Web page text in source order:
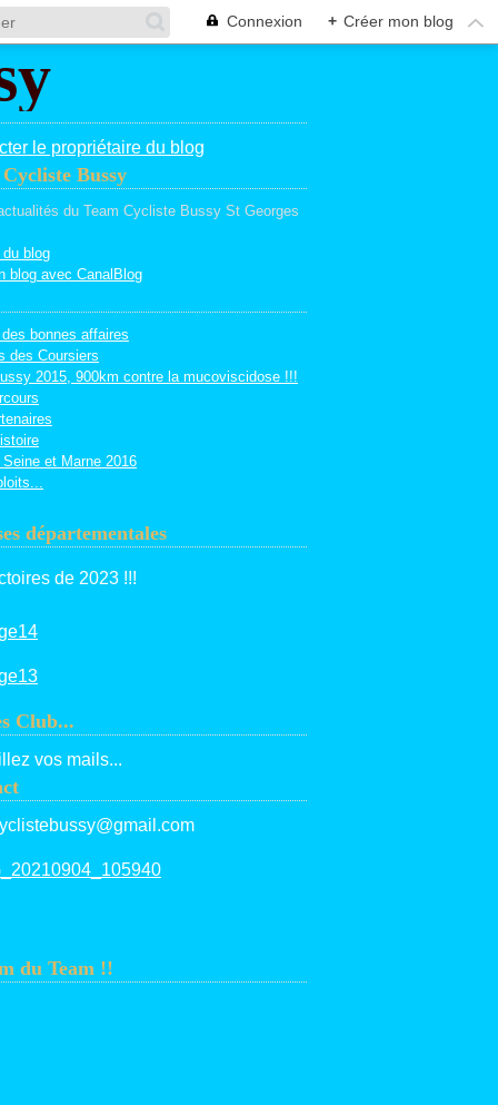
Connexion + Créer mon blog
le propriétaire du blog
Bussy
du Team Cycliste Bussy St Georges
blog
blog avec CanalBlog
bonnes affaires
des Coursiers
2015, 900km contre la mucoviscidose !!!
Seine et Marne 2016
départementales
de 2023 !!!
Club...
vos mails...
du Team !!